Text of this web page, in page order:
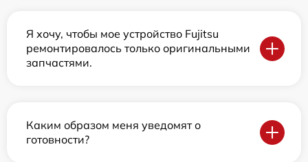
Я хочу, чтобы мое устройство Fujitsu
ремонтировалось только оригинальными
запчастями.
Каким образом меня уведомят о
готовности?